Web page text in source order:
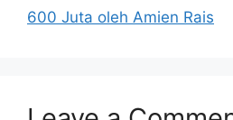
600 Juta oleh Amien Rais